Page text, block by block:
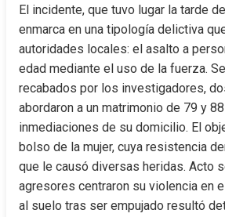
El incidente, que tuvo lugar la tarde
enmarca en una tipología delictiva
autoridades locales: el asalto a
edad mediante el uso de la fuerza.
recabados por los investigadores,
abordaron a un matrimonio de 79 y
inmediaciones de su domicilio. El
bolso de la mujer, cuya resistencia
que le causó diversas heridas. Acto
agresores centraron su violencia en
al suelo tras ser empujado resultó